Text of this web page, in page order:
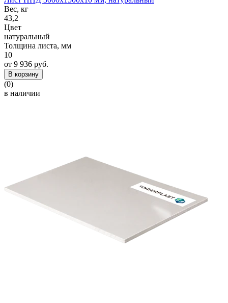
Вес, кг
43,2
Цвет
натуральный
Толщина листа, мм
10
от 9 936 руб.
В корзину
(0)
в наличии